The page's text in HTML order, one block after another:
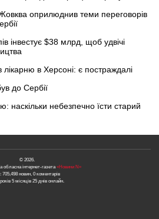
оприлюднив теми переговорів
інвестує $38 млрд, щоб удвічі
лікарню в Херсоні: є постраждалі
до Сербії
наскільки небезпечно їсти старий
© 2026.
обласна інтернет-газета«Новини N»
705,498 новин, 0 коментарів
5 місяців 25 днів онлайн.